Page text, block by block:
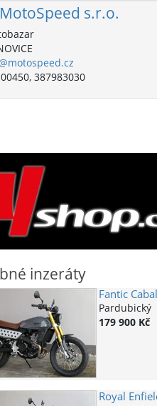
s.r.o.
387983030
inzeráty
Fantic
Pardubický
179 900 Kč
Royal